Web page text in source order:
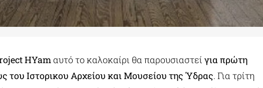
HYamαυτό το καλοκαίρι θα παρουσιαστεί για πρώτη
του Ιστορικου Αρχείου και Μουσείου της Ύδρας. Για τρίτη